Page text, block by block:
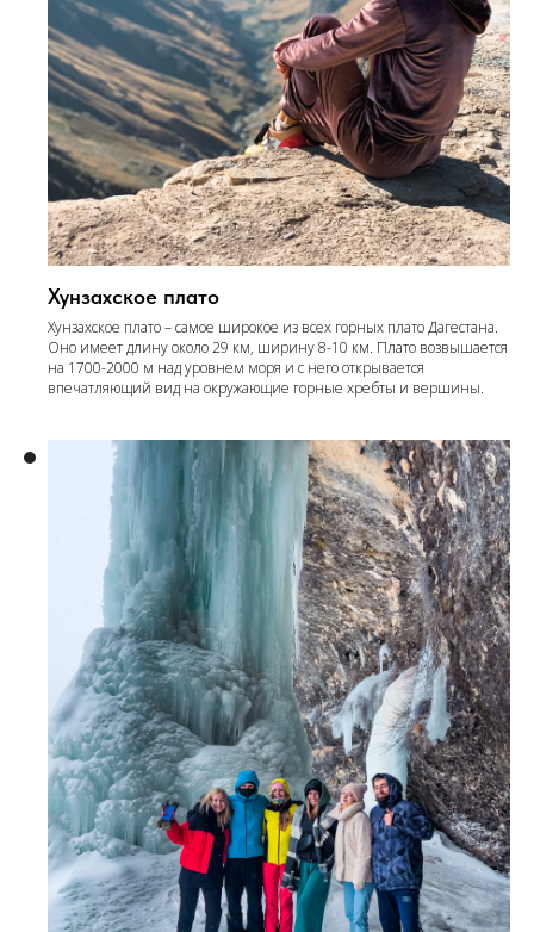
Хунзахское плато
Хунзахское плато – самое широкое из всех горных плато Дагестана.
Оно имеет длину около 29 км, ширину 8-10 км. Плато возвышается
на 1700-2000 м над уровнем моря и с него открывается
впечатляющий вид на окружающие горные хребты и вершины.